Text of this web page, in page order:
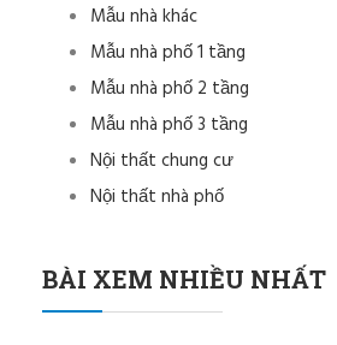
Mẫu nhà khác
Mẫu nhà phố 1 tầng
Mẫu nhà phố 2 tầng
Mẫu nhà phố 3 tầng
Nội thất chung cư
Nội thất nhà phố
BÀI XEM NHIỀU NHẤT